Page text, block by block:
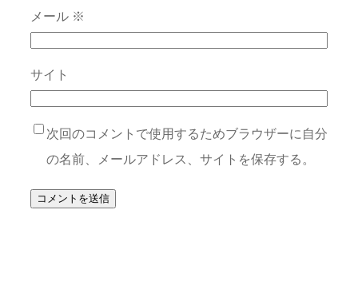
メール ※
サイト
次回のコメントで使用するためブラウザーに自分
の名前、メールアドレス、サイトを保存する。